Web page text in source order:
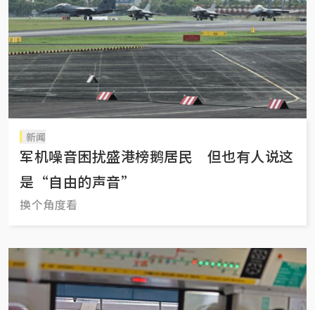
新闻
军机噪音困扰盛港榜鹅居民 但也有人说这
是“自由的声音”
换个角度看